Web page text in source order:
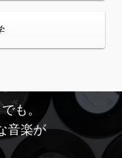
も。
音楽が